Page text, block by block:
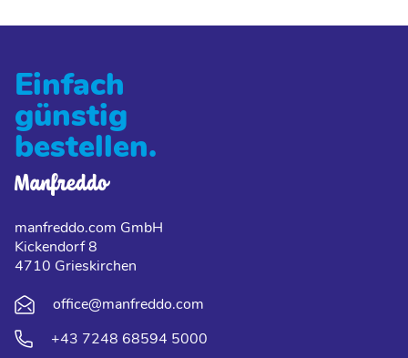
Einfach
günstig
bestellen.
manfreddo.com GmbH
Kickendorf 8
4710 Grieskirchen
office@manfreddo.com
+43 7248 68594 5000